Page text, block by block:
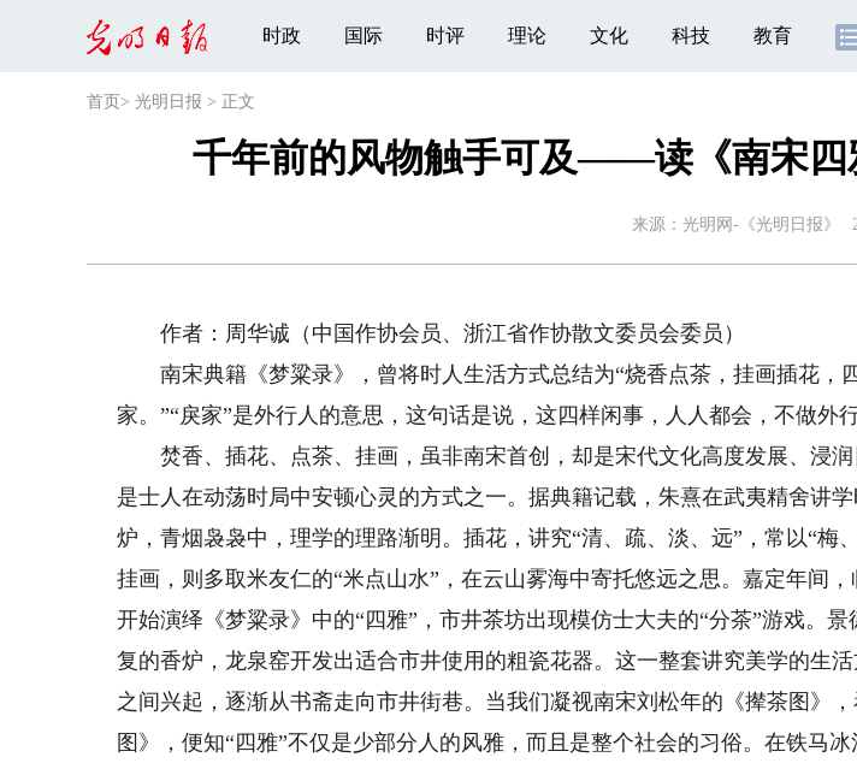
时政 国际 时评 理论 文化 科技 教育
首页 > 光明日报 > 正文
千年前的风物触手可及——读《南宋四
来源： 光明网-《光明日报》
作者：周华诚（中国作协会员、浙江省作协散文委员会委员）
南宋典籍《梦粱录》，曾将时人生活方式总结为“烧香点茶，挂画插花，
家。”“戾家”是外行人的意思，这句话是说，这四样闲事，人人都会，不做外行
焚香、插花、点茶、挂画，虽非南宋首创，却是宋代文化高度发展、浸润
是士人在动荡时局中安顿心灵的方式之一。据典籍记载，朱熹在武夷精舍讲
炉，青烟袅袅中，理学的理路渐明。插花，讲究“清、疏、淡、远”，常以“梅
挂画，则多取米友仁的“米点山水”，在云山雾海中寄托悠远之思。嘉定年间
开始演绎《梦粱录》中的“四雅”，市井茶坊出现模仿士大夫的“分茶”游戏。
复的香炉，龙泉窑开发出适合市井使用的粗瓷花器。这一整套讲究美学的生
之间兴起，逐渐从书斋走向市井街巷。当我们凝视南宋刘松年的《撵茶图》
图》，便知“四雅”不仅是少部分人的风雅，而且是整个社会的习俗。在铁马